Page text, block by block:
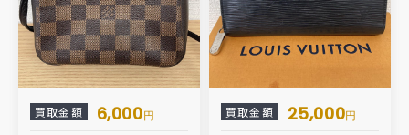
買取金額 6,000円
買取金額 25,000円